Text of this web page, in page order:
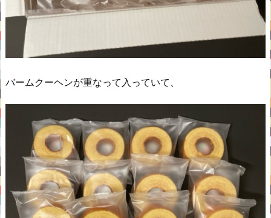
バームクーヘンが重なって入っていて、